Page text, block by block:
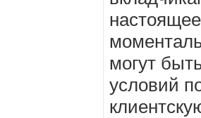
могут
условий